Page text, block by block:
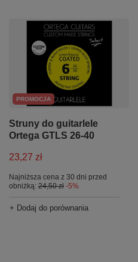
PROMOCJA
Struny do guitarlele
Ortega GTLS 26-40
23,27 zł
Najniższa cena z 30 dni przed
obniżką: 24,50 zł -5%
+ Dodaj do porównania